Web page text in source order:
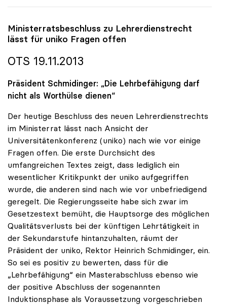
Ministerratsbeschluss zu Lehrerdienstrecht
lässt für uniko Fragen offen
OTS 19.11.2013
Präsident Schmidinger: „Die Lehrbefähigung darf
nicht als Worthülse dienen“
Der heutige Beschluss des neuen Lehrerdienstrechts
im Ministerrat lässt nach Ansicht der
Universitätenkonferenz (uniko) nach wie vor einige
Fragen offen. Die erste Durchsicht des
umfangreichen Textes zeigt, dass lediglich ein
wesentlicher Kritikpunkt der uniko aufgegriffen
wurde, die anderen sind nach wie vor unbefriedigend
geregelt. Die Regierungsseite habe sich zwar im
Gesetzestext bemüht, die Hauptsorge des möglichen
Qualitätsverlusts bei der künftigen Lehrtätigkeit in
der Sekundarstufe hintanzuhalten, räumt der
Präsident der uniko, Rektor Heinrich Schmidinger, ein.
So sei es positiv zu bewerten, dass für die
„Lehrbefähigung“ ein Masterabschluss ebenso wie
der positive Abschluss der sogenannten
Induktionsphase als Voraussetzung vorgeschrieben